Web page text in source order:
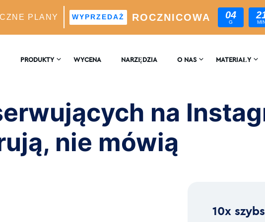
PLANY ROCZNICOWA
WYPRZEDAŻ 04
G
PRODUKTY
Silnik Wzrostu Oparty Na Sztucznej Inteligencji
W Czasie Rzeczywistym
WYCENA NARZĘDZIA O NAS MATERIAŁY
BLOG
na
nie mówią
10x